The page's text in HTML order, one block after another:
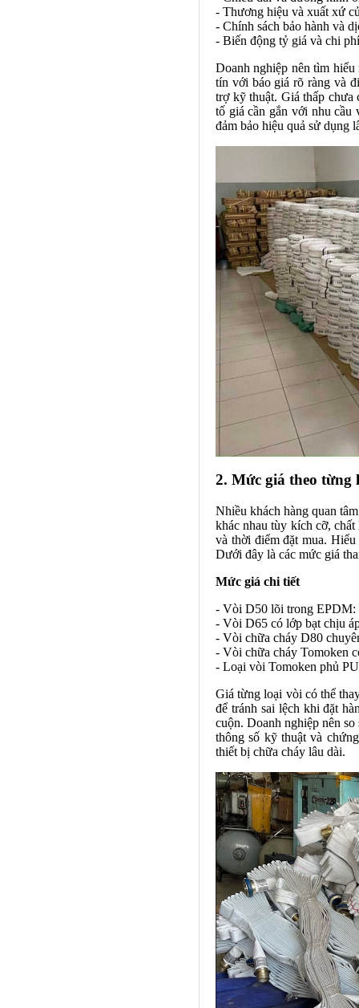
- Thương hiệu và xuất xứ
- Chính sách bảo hành và
- Biến động tỷ giá và chi
Doanh nghiệp nên tìm
tín với báo giá rõ ràng và
trợ kỹ thuật. Giá thấp chưa
tố giá cần gắn với nhu
đảm bảo hiệu quả sử dụng
2. Mức giá theo từng
Nhiều khách hàng quan
khác nhau tùy kích cỡ,
và thời điểm đặt mua.
Dưới đây là các mức giá
Mức giá chi tiết
- Vòi D50 lõi trong EPDM:
- Vòi D65 có lớp bạt chịu
- Vòi chữa cháy D80
- Vòi chữa cháy Tomoken
- Loại vòi Tomoken phủ
Giá từng loại vòi có thể
để tránh sai lệch khi đặt
cuộn. Doanh nghiệp nên
thông số kỹ thuật và
thiết bị chữa cháy lâu dài.